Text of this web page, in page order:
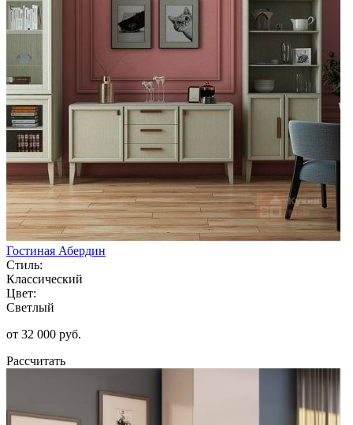
Гостиная Абердин
Стиль:
Классический
Цвет:
Светлый
от 32 000 руб.
Рассчитать